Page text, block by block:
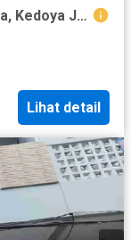
Dijual Rumah Tua Hitung Tanah Palapa, Kedoya Jakarta Barat
Lihat detail